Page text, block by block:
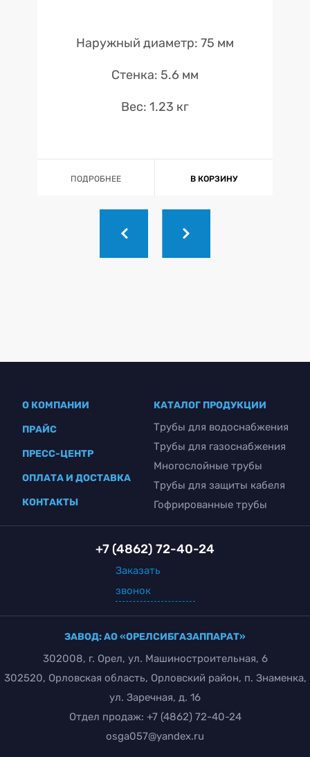
Наружный диаметр: 75 мм
Стенка: 5.6 мм
Вес: 1.23 кг
ПОДРОБНЕЕ В КОРЗИНУ
О КОМПАНИИ
ПРАЙС
ПРЕСС-ЦЕНТР
ОПЛАТА И ДОСТАВКА
КОНТАКТЫ
КАТАЛОГ ПРОДУКЦИИ
Трубы для водоснабжения
Трубы для газоснабжения
Многослойные трубы
Трубы для защиты кабеля
Гофрированные трубы
ЗАВОД: АО «ОРЕЛСИБГАЗАППАРАТ»
302008, г. Орел, ул. Машиностроительная, 6
302520, Орловская область, Орловский район, п. Знаменка,
ул. Заречная, д. 16
Отдел продаж: +7 (4862) 72-40-24
osga057@yandex.ru
+7 (4862) 72-40-24
Заказать
звонок